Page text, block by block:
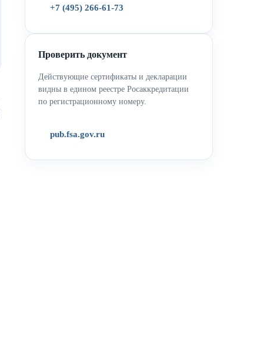
+7 (495) 266-61-73
Проверить документ
Действующие сертификаты и декларации
видны в едином реестре Росаккредитации
по регистрационному номеру.
pub.fsa.gov.ru